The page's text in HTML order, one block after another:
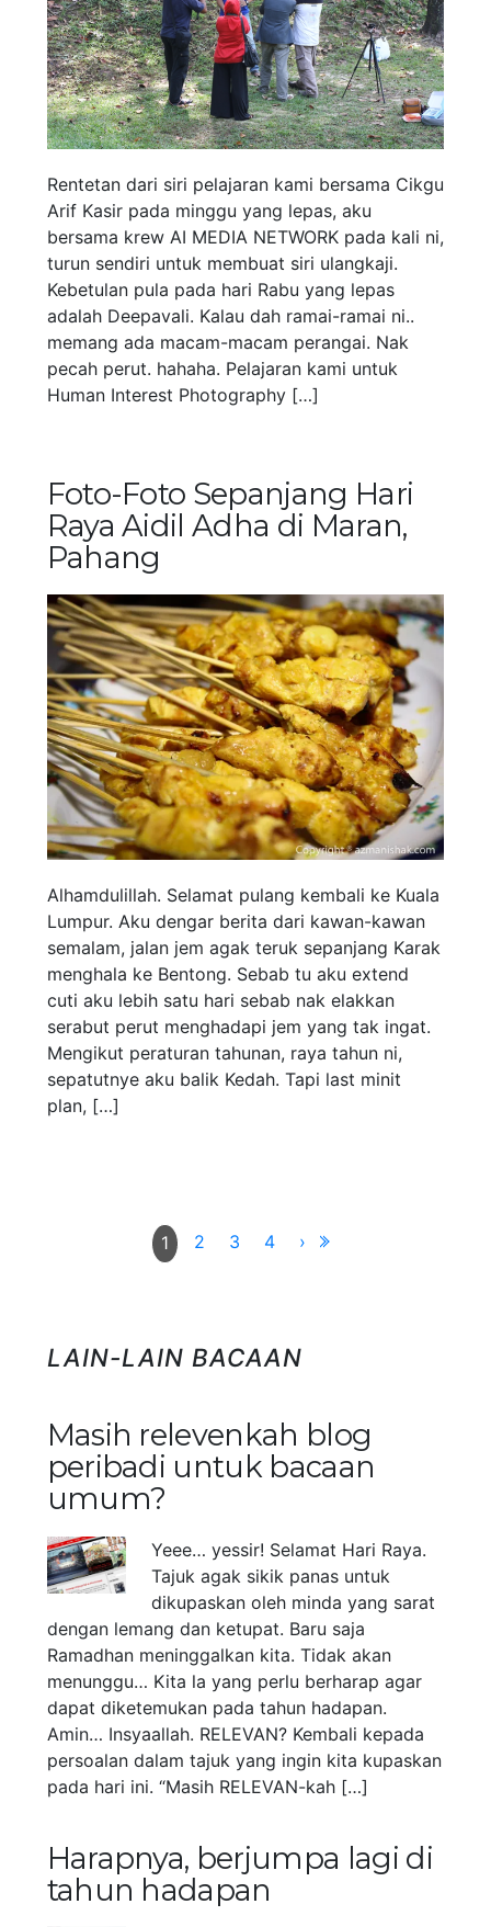
Rentetan dari siri pelajaran kami bersama Cikgu
Arif Kasir pada minggu yang lepas, aku
bersama krew AI MEDIA NETWORK pada kali ni,
turun sendiri untuk membuat siri ulangkaji.
Kebetulan pula pada hari Rabu yang lepas
adalah Deepavali. Kalau dah ramai-ramai ni..
memang ada macam-macam perangai. Nak
pecah perut. hahaha. Pelajaran kami untuk
Human Interest Photography […]
Foto-Foto Sepanjang Hari
Raya Aidil Adha di Maran,
Pahang
Alhamdulillah. Selamat pulang kembali ke Kuala
Lumpur. Aku dengar berita dari kawan-kawan
semalam, jalan jem agak teruk sepanjang Karak
menghala ke Bentong. Sebab tu aku extend
cuti aku lebih satu hari sebab nak elakkan
serabut perut menghadapi jem yang tak ingat.
Mengikut peraturan tahunan, raya tahun ni,
sepatutnye aku balik Kedah. Tapi last minit
plan, […]
1 2 3 4 ›
LAIN-LAIN BACAAN
Masih relevenkah blog
peribadi untuk bacaan
umum?
Yeee… yessir! Selamat Hari Raya.
Tajuk agak sikik panas untuk
dikupaskan oleh minda yang sarat
dengan lemang dan ketupat. Baru saja
Ramadhan meninggalkan kita. Tidak akan
menunggu… Kita la yang perlu berharap agar
dapat diketemukan pada tahun hadapan.
Amin… Insyaallah. RELEVAN? Kembali kepada
persoalan dalam tajuk yang ingin kita kupaskan
pada hari ini. “Masih RELEVAN-kah […]
Harapnya, berjumpa lagi di
tahun hadapan